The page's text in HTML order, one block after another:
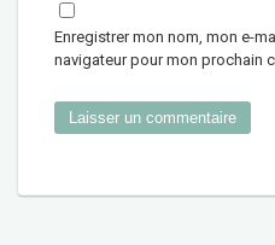
Enregistrer mon nom, mon e-
navigateur pour mon prochain